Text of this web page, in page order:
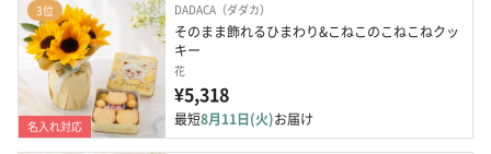
3位
名入れ対応
DADACA（ダダカ）
そのまま飾れるひまわり&こねこのこねこねクッ
キー
花
¥5,318
最短8月11日(火)お届け